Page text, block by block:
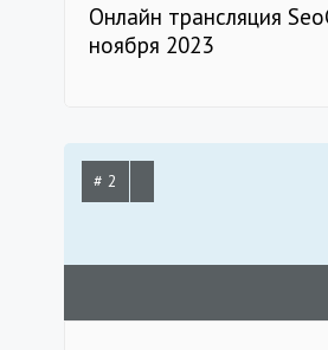
Онлайн трансляция
ноября 2023
# 2